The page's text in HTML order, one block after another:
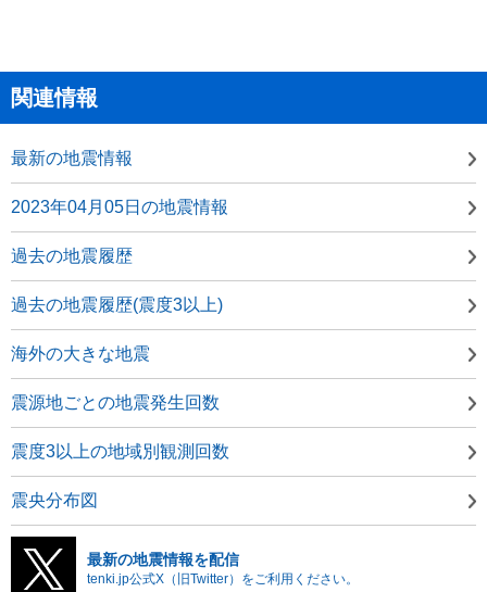
関連情報
最新の地震情報
2023年04月05日の地震情報
過去の地震履歴
過去の地震履歴(震度3以上)
海外の大きな地震
震源地ごとの地震発生回数
震度3以上の地域別観測回数
震央分布図
最新の地震情報を配信
tenki.jp公式X（旧Twitter）をご利用ください。